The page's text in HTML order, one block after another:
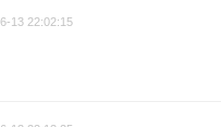
13 22:02:15